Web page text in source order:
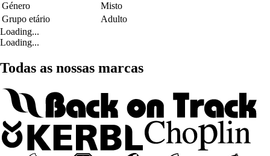
Género
Misto
Grupo etário
Adulto
Loading...
Loading...
Todas as nossas marcas